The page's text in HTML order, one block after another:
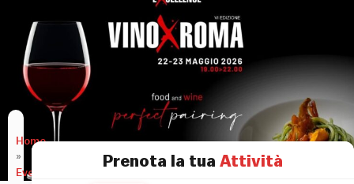
Home
»
Eventi
Prenota la tua Attività